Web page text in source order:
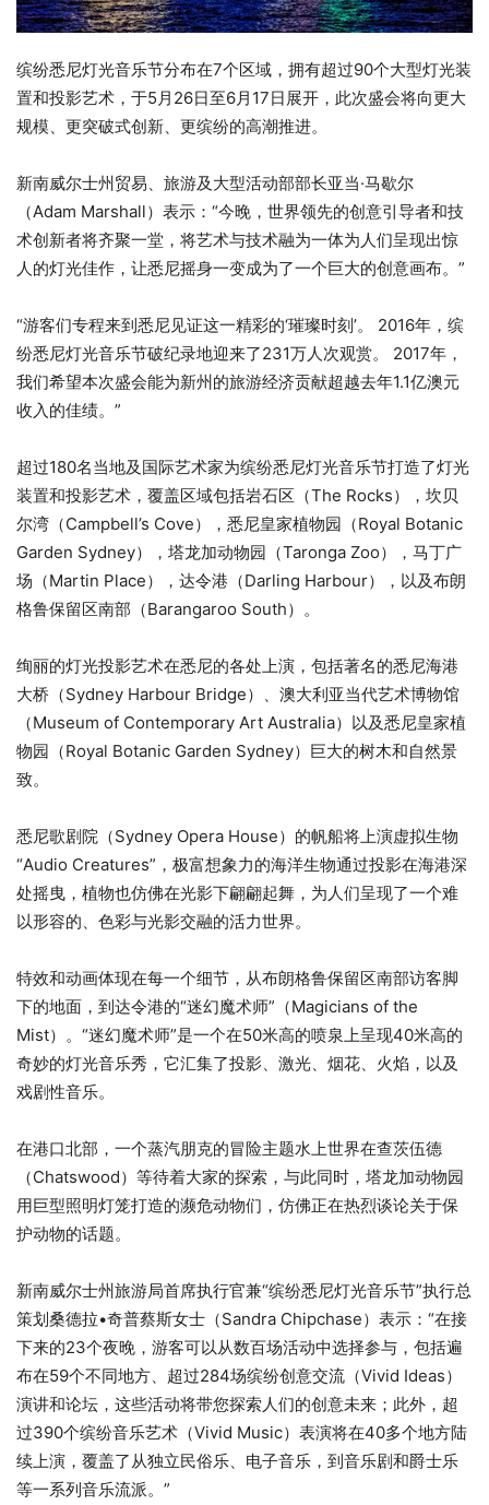
缤纷悉尼灯光音乐节分布在7个区域，拥有超过90个大型灯光装
置和投影艺术，于5月26日至6月17日展开，此次盛会将向更大
规模、更突破式创新、更缤纷的高潮推进。
新南威尔士州贸易、旅游及大型活动部部长亚当·马歇尔
（Adam Marshall）表示：“今晚，世界领先的创意引导者和技
术创新者将齐聚一堂，将艺术与技术融为一体为人们呈现出惊
人的灯光佳作，让悉尼摇身一变成为了一个巨大的创意画布。”
“游客们专程来到悉尼见证这一精彩的‘璀璨时刻’。 2016年，缤
纷悉尼灯光音乐节破纪录地迎来了231万人次观赏。 2017年，
我们希望本次盛会能为新州的旅游经济贡献超越去年1.1亿澳元
收入的佳绩。”
超过180名当地及国际艺术家为缤纷悉尼灯光音乐节打造了灯光
装置和投影艺术，覆盖区域包括岩石区（The Rocks），坎贝
尔湾（Campbell’s Cove），悉尼皇家植物园（Royal Botanic
Garden Sydney），塔龙加动物园（Taronga Zoo），马丁广
场（Martin Place），达令港（Darling Harbour），以及布朗
格鲁保留区南部（Barangaroo South）。
绚丽的灯光投影艺术在悉尼的各处上演，包括著名的悉尼海港
大桥（Sydney Harbour Bridge）、澳大利亚当代艺术博物馆
（Museum of Contemporary Art Australia）以及悉尼皇家植
物园（Royal Botanic Garden Sydney）巨大的树木和自然景
致。
悉尼歌剧院（Sydney Opera House）的帆船将上演虚拟生物
“Audio Creatures”，极富想象力的海洋生物通过投影在海港深
处摇曳，植物也仿佛在光影下翩翩起舞，为人们呈现了一个难
以形容的、色彩与光影交融的活力世界。
特效和动画体现在每一个细节，从布朗格鲁保留区南部访客脚
下的地面，到达令港的“迷幻魔术师”（Magicians of the
Mist）。“迷幻魔术师”是一个在50米高的喷泉上呈现40米高的
奇妙的灯光音乐秀，它汇集了投影、激光、烟花、火焰，以及
戏剧性音乐。
在港口北部，一个蒸汽朋克的冒险主题水上世界在查茨伍德
（Chatswood）等待着大家的探索，与此同时，塔龙加动物园
用巨型照明灯笼打造的濒危动物们，仿佛正在热烈谈论关于保
护动物的话题。
新南威尔士州旅游局首席执行官兼“缤纷悉尼灯光音乐节”执行总
策划桑德拉•奇普蔡斯女士（Sandra Chipchase）表示：“在接
下来的23个夜晚，游客可以从数百场活动中选择参与，包括遍
布在59个不同地方、超过284场缤纷创意交流（Vivid Ideas）
演讲和论坛，这些活动将带您探索人们的创意未来；此外，超
过390个缤纷音乐艺术（Vivid Music）表演将在40多个地方陆
续上演，覆盖了从独立民俗乐、电子音乐，到音乐剧和爵士乐
等一系列音乐流派。”